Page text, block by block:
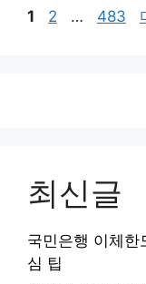
페
1
페
2 …
페
483
최신글
국민은행 이체한
심 팁